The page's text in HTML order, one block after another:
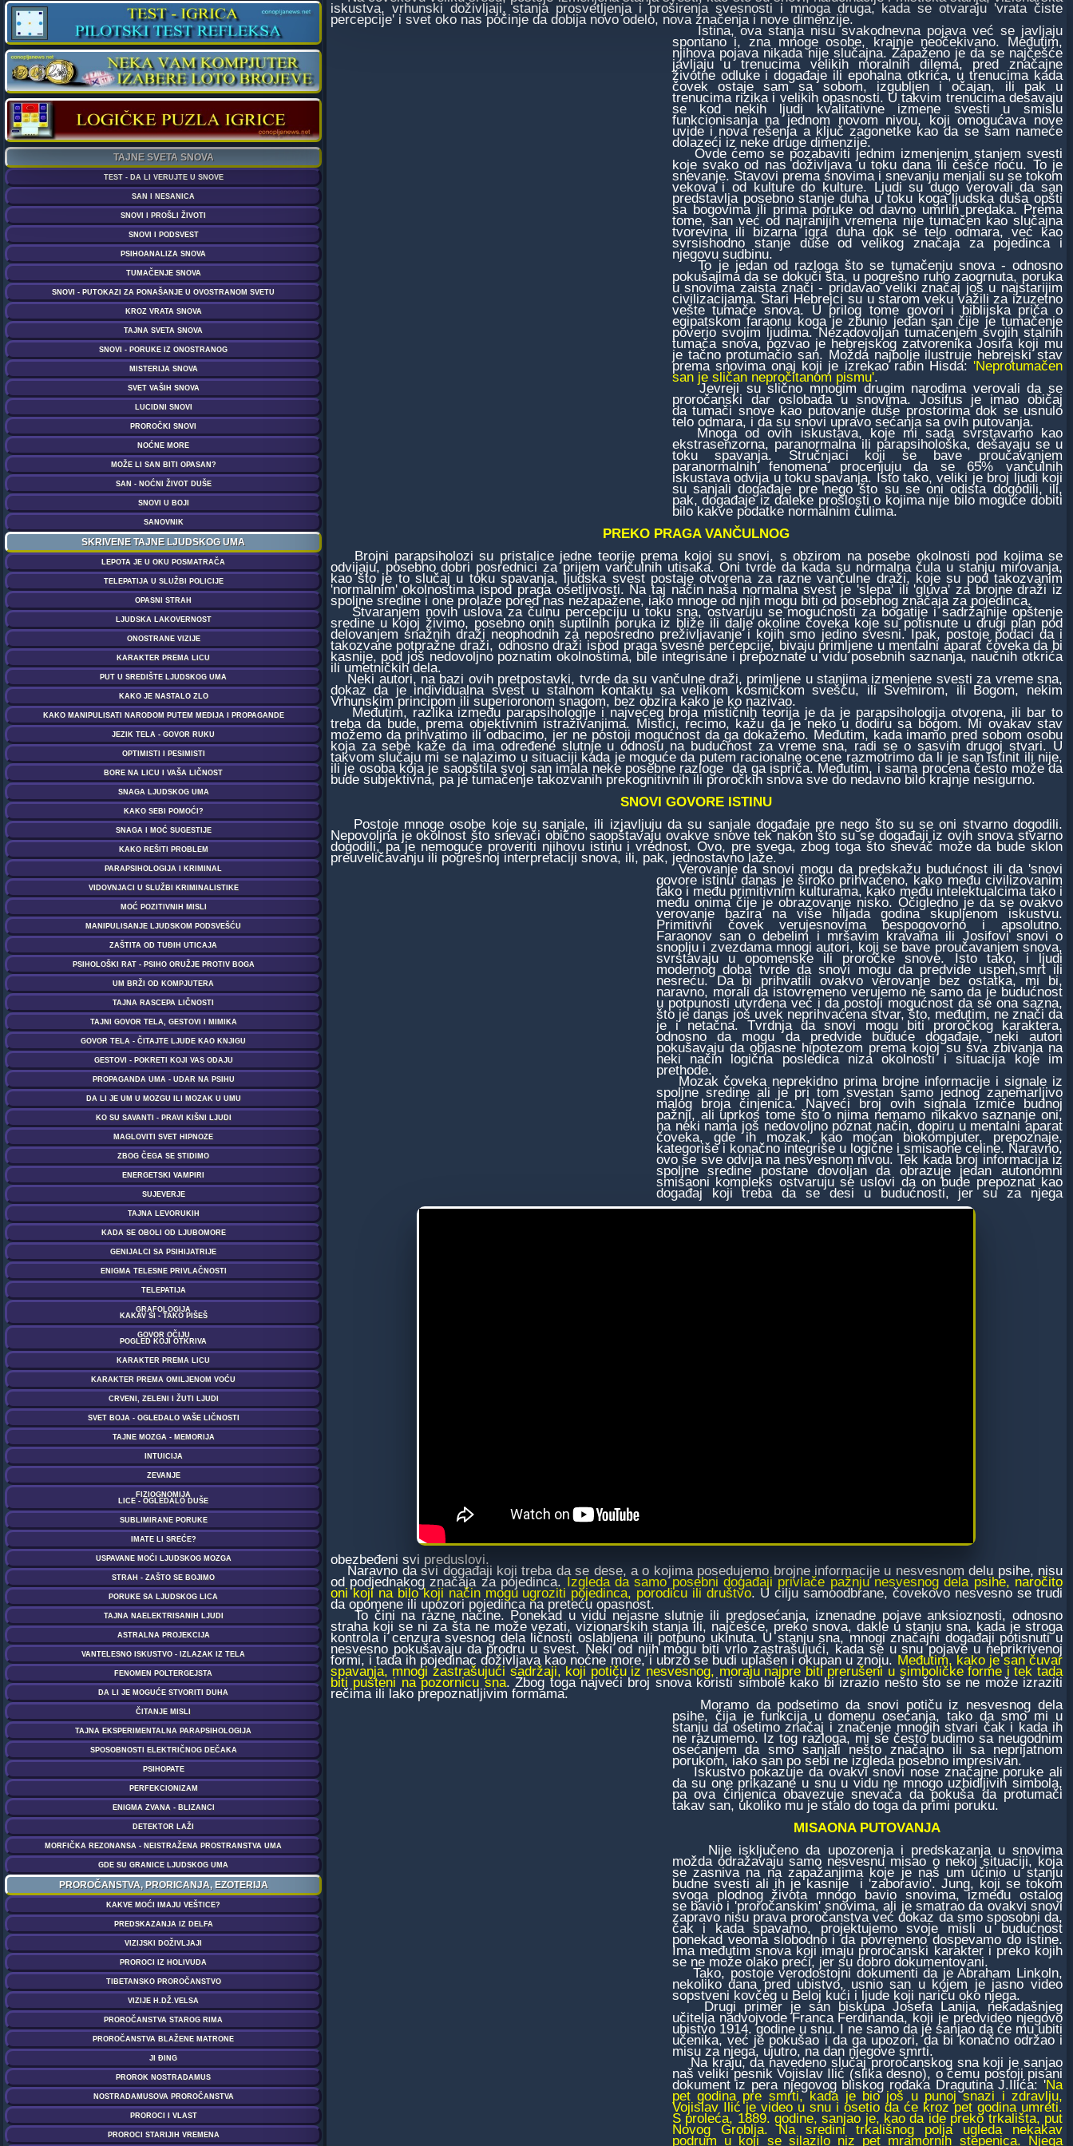
iskustva, vrhunski doživljaji, stanja prosvetljenja i proširenja svesnosti i mnoga druga, kada se otvaraju 'vrata čiste
percepcije' i svet oko nas počinje da dobija novo odelo, nova značenja i nove dimenzije.
Istina, ova stanja nisu svakodnevna pojava već se javljaju
spontano i, zna mnoge osobe, krajnje neočekivano. Međutim,
njihova pojava nikada nije slučajna. Zapaženo je da se najčešće
javljaju u trenucima velikih moralnih dilema, pred značajne
životne odluke i događaje ili epohalna otkrića, u trenucima kada
čovek ostaje sam sa sobom, izgubljen i očajan, ili pak u
trenucima rizika i velikih opasnosti. U takvim trenucima dešavaju
se kod nekih ljudi kvalitativne izmene svesti u smislu
funkcionisanja na jednom novom nivou, koji omogućava nove
uvide i nova rešenja a ključ zagonetke kao da se sam nameće
dolazeći iz neke druge dimenzije.
Ovde ćemo se pozabaviti jednim izmenjenim stanjem svesti
koje svako od nas doživljava u toku dana ili češće noću. To je
snevanje. Stavovi prema snovima i snevanju menjali su se tokom
vekova i od kulture do kulture. Ljudi su dugo verovali da san
predstavlja posebno stanje duha u toku koga ljudska duša opšti
sa bogovima ili prima poruke od davno umrlih predaka. Prema
tome, san već od najranijih vremena nije tumačen kao slučajna
tvorevina ili bizarna igra duha dok se telo odmara, već kao
svrsishodno stanje duše od velikog značaja za pojedinca i
njegovu sudbinu.
To je jedan od razloga što se tumačenju snova - odnosno
pokušajima da se dokuči šta, u pogrešno ruho zaogrnuta, poruka
u snovima zaista znači - pridavao veliki značaj još u najstarijim
civilizacijama. Stari Hebrejci su u starom veku važili za izuzetno
vešte tumače snova. U prilog tome govori i biblijska priča o
egipatskom faraonu koga je zbunio jedan san čije je tumačenje
poverio svojim ljudima. Nezadovoljan tumačenjem svojih stalnih
tumača snova, pozvao je hebrejskog zatvorenika Josifa koji mu
je tačno protumačio san. Možda najbolje ilustruje hebrejski stav
prema snovima onaj koji je izrekao rabin Hisda: 'Neprotumačen
san je sličan nepročitanom pismu'.
Jevreji su slično mnogim drugim narodima verovali da se
proročanski dar oslobađa u snovima. Josifus je imao običaj
da tumači snove kao putovanje duše prostorima dok se usnulo
telo odmara, i da su snovi upravo sećanja sa ovih putovanja.
Mnoga od ovih iskustava, koje mi sada svrstavamo kao
ekstrasenzorna, paranormalna ili parapsihološka, dešavaju se u
toku spavanja. Stručnjaci koji se bave proučavanjem
paranormalnih fenomena procenjuju da se 65% vančulnih
iskustava odvija u toku spavanja. Isto tako, veliki je broj ljudi koji
su sanjali događaje pre nego što su se oni odista dogodili, ili,
pak, događaje iz daleke prošlosti o kojima nije bilo moguće dobiti
bilo kakve podatke normalnim čulima.
PREKO PRAGA VANČULNOG
Brojni parapsiholozi su pristalice jedne teorije prema kojoj su snovi, s obzirom na posebe okolnosti pod kojima se
odvijaju, posebno dobri posrednici za prijem vančulnih utisaka. Oni tvrde da kada su normalna čula u stanju mirovanja,
kao što je to slučaj u toku spavanja, ljudska svest postaje otvorena za razne vančulne draži, koje su pod takozvanim
'normalnim' okolnostima ispod praga osetljivosti. Na taj način naša normalna svest je 'slepa' ili 'gluva' za brojne draži iz
spoljne sredine i one prolaze pored nas nezapažene, iako mnoge od njih mogu biti od posebnog značaja za pojedinca.
Stvaranjem novih uslova za čulnu percepciju u toku sna, ostvaruju se mogućnosti za bogatije i sadržajnije opštenje
sredine u kojoj živimo, posebno onih suptilnih poruka iz bliže ili dalje okoline čoveka koje su potisnute u drugi plan pod
delovanjem snažnih draži neophodnih za neposredno preživljavanje i kojih smo jedino svesni. Ipak, postoje podaci da i
takozvane potpražne draži, odnosno draži ispod praga svesne percepcije, bivaju primljene u mentalni aparat čoveka da bi
kasnije, pod još nedovoljno poznatim okolnostima, bile integrisane i prepoznate u vidu posebnih saznanja, naučnih otkrića
ili umetničkih dela.
Neki autori, na bazi ovih pretpostavki, tvrde da su vančulne draži, primljene u stanjima izmenjene svesti za vreme sna,
dokaz da je individualna svest u stalnom kontaktu sa velikom kosmičkom svešću, ili Svemirom, ili Bogom, nekim
Vrhunskim principom ili superioronom snagom, bez obzira kako je ko nazivao.
Međutim, razlika između parapsihologije i najvećeg broja mističnih teorija je da je parapsihologija otvorena, ili bar to
treba da bude, prema objektivnim istraživanjima. Mistici, recimo, kažu da je neko u dodiru sa bogom. Mi ovakav stav
možemo da prihvatimo ili odbacimo, jer ne postoji mogućnost da ga dokažemo. Međutim, kada imamo pred sobom osobu
koja za sebe kaže da ima određene slutnje u odnosu na budućnost za vreme sna, radi se o sasvim drugoj stvari. U
takvom slučaju mi se nalazimo u situaciji kada je moguće da putem racionalne ocene razmotrimo da li je san istinit ili nije,
ili je osoba koja je saopštila svoj san imala neke posebne razloge da ga ispriča. Međutim, i sama procena često može da
bude subjektivna, pa je tumačenje takozvanih prekognitivnih ili proročkih snova sve do nedavno bilo krajnje nesigurno.
SNOVI GOVORE ISTINU
Postoje mnoge osobe koje su sanjale, ili izjavljuju da su sanjale događaje pre nego što su se oni stvarno dogodili.
Nepovoljna je okolnost što snevači obično saopštavaju ovakve snove tek nakon što su se događaji iz ovih snova stvarno
dogodili, pa je nemoguće proveriti njihovu istinu i vrednost. Ovo, pre svega, zbog toga što snevač može da bude sklon
preuveličavanju ili pogrešnoj interpretaciji snova, ili, pak, jednostavno laže.
Verovanje da snovi mogu da predskažu budućnost ili da 'snovi
govore istinu' danas je široko prihvaćeno, kako među civilizovanim
tako i među primitivnim kulturama, kako među intelektualcima tako i
među onima čije je obrazovanje nisko. Očigledno je da se ovakvo
verovanje bazira na više hiljada godina skupljenom iskustvu.
Primitivni čovek verujesnovima bespogovorno i apsolutno.
Faraonov san o debelim i mršavim kravama ili Josifovi snovi o
snoplju i zvezdama mnogi autori, koji se bave proučavanjem snova,
svrstavaju u opomenske ili proročke snove. Isto tako, i ljudi
modernog doba tvrde da snovi mogu da predvide uspeh,smrt ili
nesreću. Da bi prihvatili ovakvo verovanje bez ostatka, mi bi,
naravno, morali da istovremeno verujemo ne samo da je budućnost
u potpunosti utvrđena već i da postoji mogućnost da se ona sazna,
što je danas još uvek neprihvaćena stvar, što, međutim, ne znači da
je i netačna. Tvrdnja da snovi mogu biti proročkog karaktera,
odnosno da mogu da predvide buduće događaje, neki autori
pokušavaju da objasne hipotezom prema kojoj su sva zbivanja na
neki način logična posledica niza okolnosti i situacija koje im
prethode.
Mozak čoveka neprekidno prima brojne informacije i signale iz
spoljne sredine ali je pri tom svestan samo jednog zanemarljivo
malog broja činjenica. Najveći broj ovih signala izmiče budnoj
pažnji, ali uprkos tome što o njima nemamo nikakvo saznanje oni,
na neki nama još nedovoljno poznat način, dopiru u mentalni aparat
čoveka, gde ih mozak, kao moćan biokompjuter, prepoznaje,
kategoriše i konačno integriše u logične i smisaone celine. Naravno,
ovo se sve odvija na nesvesnom nivou. Tek kada broj informacija iz
spoljne sredine postane dovoljan da obrazuje jedan autonomni
smisaoni kompleks ostvaruju se uslovi da on bude prepoznat kao
događaj koji treba da se desi u budućnosti, jer su za njega
obezbeđeni svi preduslovi.
Naravno da svi događaji koji treba da se dese, a o kojima posedujemo brojne informacije u nesvesnom delu psihe, nisu
od podjednakog značaja za pojedinca. Izgleda da samo posebni događaji privlače pažnju nesvesnog dela psihe, naročito
oni koji na bilo koji način mogu ugroziti pojedinca, porodicu ili društvo. U cilju samoodbrane, čovekovo nesvesno se trudi
da opomene ili upozori pojedinca na preteću opasnost.
To čini na razne načine. Ponekad u vidu nejasne slutnje ili predosećanja, iznenadne pojave anksioznosti, odnosno
straha koji se ni za šta ne može vezati, vizionarskih stanja ili, najčešće, preko snova, dakle u stanju sna, kada je stroga
kontrola i cenzura svesnog dela ličnosti oslabljena ili potpuno ukinuta. U stanju sna, mnogi značajni događaji potisnuti u
nesvesno pokušavaju da prodru u svest. Neki od njih mogu biti vrlo zastrašujući, kada se u snu pojave u neprikrivenoj
formi, i tada ih pojedinac doživljava kao noćne more, i ubrzo se budi uplašen i okupan u znoju. Međutim, kako je san čuvar
spavanja, mnogi zastrašujući sadržaji, koji potiču iz nesvesnog, moraju najpre biti prerušeni u simboličke forme i tek tada
biti pušteni na pozornicu sna. Zbog toga najveći broj snova koristi simbole kako bi izrazio nešto što se ne može izraziti
rečima ili lako prepoznatljivim formama.
Moramo da podsetimo da snovi potiču iz nesvesnog dela
psihe, čija je funkcija u domenu osećanja, tako da smo mi u
stanju da osetimo značaj i značenje mnogih stvari čak i kada ih
ne razumemo. Iz tog razloga, mi se često budimo sa neugodnim
osećanjem da smo sanjali nešto značajno ili sa neprijatnom
porukom, iako san po sebi ne izgleda posebno impresivan.
Iskustvo pokazuje da ovakvi snovi nose značajne poruke ali
da su one prikazane u snu u vidu ne mnogo uzbidljivih simbola,
pa ova činjenica obavezuje snevača da pokuša da protumači
takav san, ukoliko mu je stalo do toga da primi poruku.
MISAONA PUTOVANJA
Nije isključeno da upozorenja i predskazanja u snovima
možda odražavaju samo nesvesnu misao o nekoj situaciji, koja
se zasniva na na zapažanjima koje je naš um učinio u stanju
budne svesti ali ih je kasnije i 'zaboravio'. Jung, koji se tokom
svoga plodnog života mnogo bavio snovima, između ostalog
se bavio i 'proročanskim' snovima, ali je smatrao da ovakvi snovi
zapravo nisu prava proročanstva već dokaz da smo sposobni da,
čak i kada spavamo, projektujemo svoje misli u budućnost
ponekad veoma slobodno i da povremeno dospevamo do istine.
Ima međutim snova koji imaju proročanski karakter i preko kojih
se ne može olako preći, jer su dobro dokumentovani.
Tako, postoje verodostojni dokumenti da je Abraham Linkoln,
nekoliko dana pred ubistvo, usnio san u kojem je jasno video
sopstveni kovčeg u Beloj kući i ljude koji nariču oko njega.
Drugi primer je san biskupa Josefa Lanija, nekadašnjeg
učitelja nadvojvode Franca Ferdinanda, koji je predvideo njegovo
ubistvo 1914. godine u snu. I ne samo da je sanjao da će mu ubiti
učenika, već je pokušao i da ga upozori, da bi konačno održao i
misu za njega, ujutro, na dan njegove smrti.
Na kraju, da navedeno slučaj proročanskog sna koji je sanjao
naš veliki pesnik Vojislav Ilić (slika desno), o čemu postoji pisani
dokument iz pera njegovog bliskog rođaka Dragutina J.Ilića: 'Na
pet godina pre smrti, kada je bio još u punoj snazi i zdravlju,
Vojislav Ilić je video u snu i osetio da će kroz pet godina umreti.
S proleća, 1889. godine, sanjao je, kao da ide preko trkališta, put
Novog Groblja. Na sredini trkališnog polja ugleda nekakav
podrum u koji se silazilo niz pet mramornih stepenica. Njega